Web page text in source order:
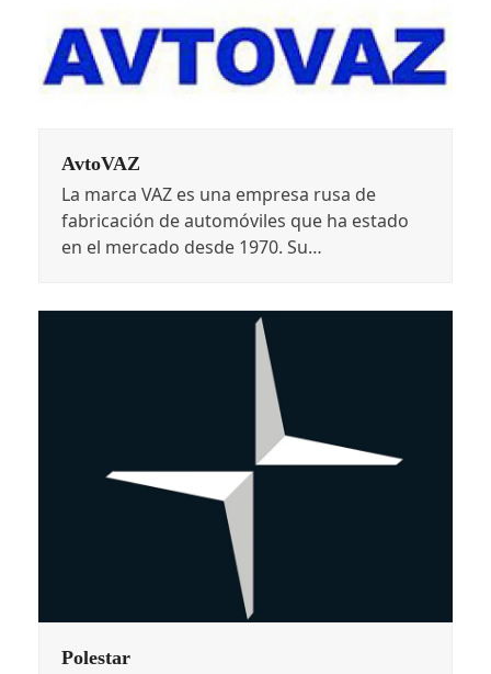
AvtoVAZ
La marca VAZ es una empresa rusa de
fabricación de automóviles que ha estado
en el mercado desde 1970. Su…
Polestar